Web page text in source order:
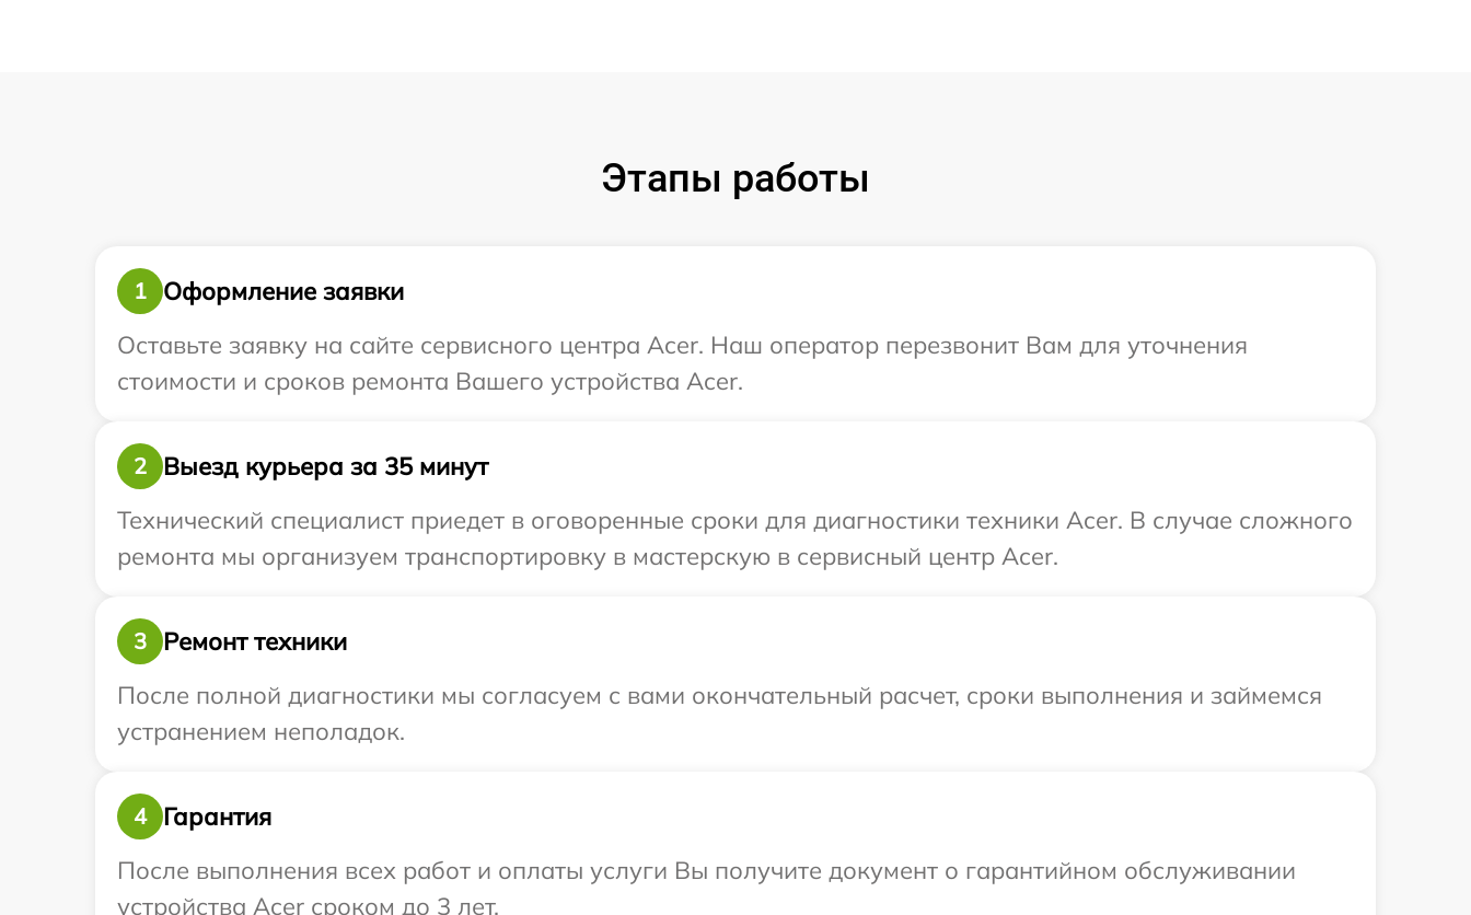
Этапы работы
1
Оформление заявки
Оставьте заявку на сайте сервисного центра Acer. Наш оператор перезвонит Вам для уточнения
стоимости и сроков ремонта Вашего устройства Acer.
2
Выезд курьера за 35 минут
Технический специалист приедет в оговоренные сроки для диагностики техники Acer. В случае сложного
ремонта мы организуем транспортировку в мастерскую в сервисный центр Acer.
3
Ремонт техники
После полной диагностики мы согласуем с вами окончательный расчет, сроки выполнения и займемся
устранением неполадок.
4
Гарантия
После выполнения всех работ и оплаты услуги Вы получите документ о гарантийном обслуживании
устройства Acer сроком до 3 лет.